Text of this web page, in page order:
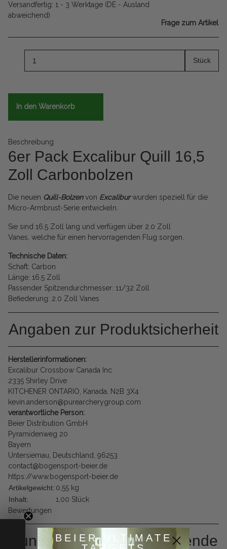
Versandfertig: 1 - 3 Werktage (DE - Ausland
abweichend)
Frage zum Artikel
Stück
In den Warenkorb
Beschreibung
6er Pack Excalibur Quill 16,5
Zoll Carbonbolzen
Die neuen Quill-Bolzenvon Excalibur wurden speziell für die
Micro-Armbrust-Serie entwickeln.
Sie sind 16.5 Zoll lang und verfügen über 2.0 Zoll
Vanes, welche für einen hervorragenden Flug sorgen.
Technische Daten:
Schaft: Carbon
Länge: 16.5 Zoll
Passender Spitzendurchmesser: 11/32 Zoll
Befiederung: 2.0 Zoll Vanes
Angaben zur Produktsicherheit
Herstellerinformationen:
Excalibur Crossbow Canada Inc
2335 Shirley Drive
KITCHENER ONTARIO, Kanada, N2B 3X4
kevin.anderson@purearcherygroup.com
verantwortliche Person:
Beier Distribution GmbH
Pyramidenweg 20
Bayern
Untersiemau, Deutschland, 96253
contact@bogensport-beier.de
https://www.bogensport-beier.de
Artikelgewicht: 0,55 kg
Inhalt:
1,00 Stück
Bewertungen
Kunden kauften dazu folgende
BEIER ULTIMATE